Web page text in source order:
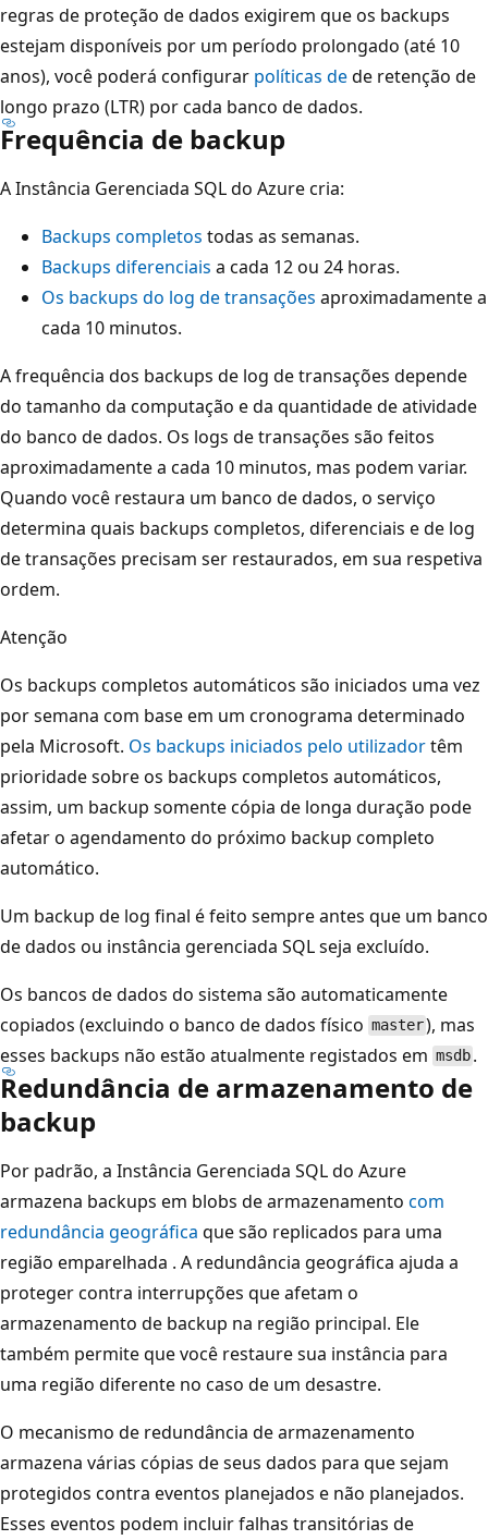
regras de proteção de dados exigirem que os backups
estejam disponíveis por um período prolongado (até 10
anos), você poderá configurar políticas dede retenção de
longo prazo (LTR) por cada banco de dados.
Frequência de backup
A Instância Gerenciada SQL do Azure cria:
Backups completos todas as semanas.
Backups diferenciais a cada 12 ou 24 horas.
Os backups do log de transações aproximadamente a
cada 10 minutos.
A frequência dos backups de log de transações depende
do tamanho da computação e da quantidade de atividade
do banco de dados. Os logs de transações são feitos
aproximadamente a cada 10 minutos, mas podem variar.
Quando você restaura um banco de dados, o serviço
determina quais backups completos, diferenciais e de log
de transações precisam ser restaurados, em sua respetiva
ordem.
Atenção
Os backups completos automáticos são iniciados uma vez
por semana com base em um cronograma determinado
pela Microsoft. Os backups iniciados pelo utilizadortêm
prioridade sobre os backups completos automáticos,
assim, um backup somente cópia de longa duração pode
afetar o agendamento do próximo backup completo
automático.
Um backup de log final é feito sempre antes que um banco
de dados ou instância gerenciada SQL seja excluído.
Os bancos de dados do sistema são automaticamente
copiados (excluindo o banco de dados físico master), mas
esses backups não estão atualmente registados em msdb .
Redundância de armazenamento de
backup
Por padrão, a Instância Gerenciada SQL do Azure
armazena backups em blobs de armazenamento com
redundância geográfica que são replicados para uma
região emparelhada . A redundância geográfica ajuda a
proteger contra interrupções que afetam o
armazenamento de backup na região principal. Ele
também permite que você restaure sua instância para
uma região diferente no caso de um desastre.
O mecanismo de redundância de armazenamento
armazena várias cópias de seus dados para que sejam
protegidos contra eventos planejados e não planejados.
Esses eventos podem incluir falhas transitórias de